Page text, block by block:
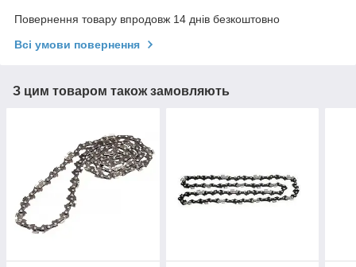
Повернення товару впродовж 14 днів безкоштовно
Всі умови повернення
З цим товаром також замовляють